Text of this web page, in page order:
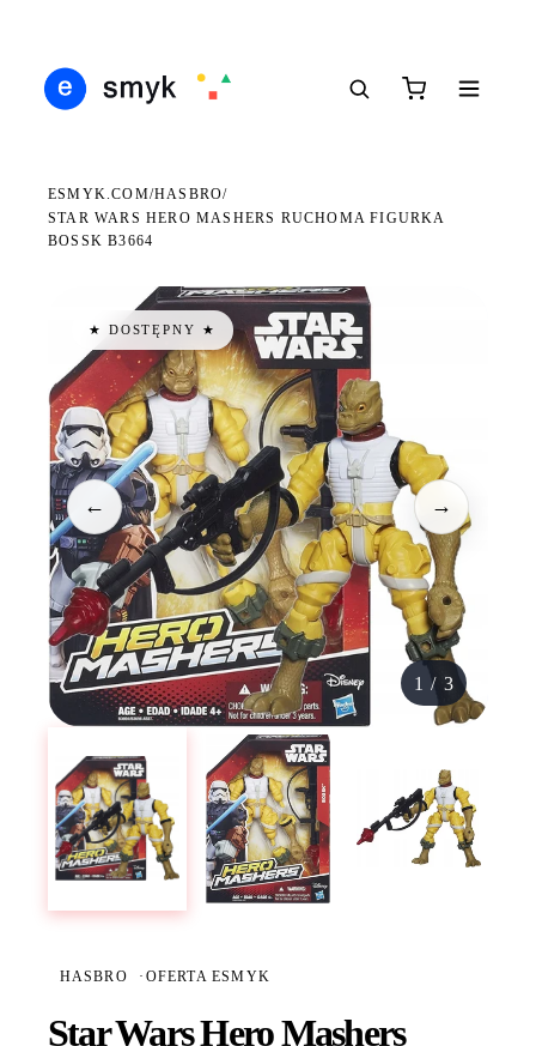
ESMYK.COM/HASBRO/
STAR WARS HERO MASHERS RUCHOMA FIGURKA
BOSSK B3664
★ DOSTĘPNY ★
← →
1 / 3
HASBRO · OFERTA ESMYK
Star Wars Hero Mashers